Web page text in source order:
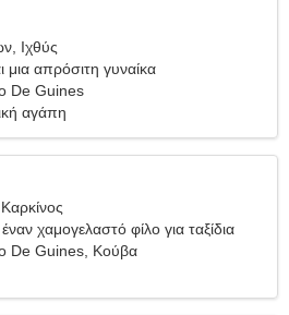
Ιχθύς
μια απρόσιτη γυναίκα
De Guines
αγάπη
χαμογελαστό φίλο για ταξίδια
De Guines, Κούβα